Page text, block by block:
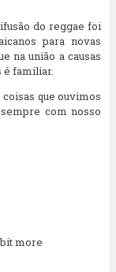
do reggae foi
para novas
na união a causas
é familiar.
que ouvimos
com nosso
more